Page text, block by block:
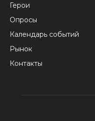
Герои
Опросы
Календарь событий
Рынок
Контакты